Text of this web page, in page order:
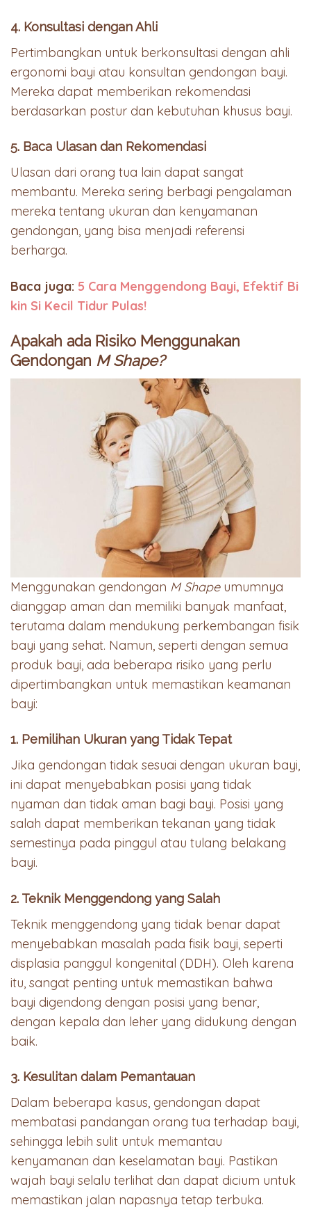
4. Konsultasi dengan Ahli
Pertimbangkan untuk berkonsultasi dengan ahli
ergonomi bayi atau konsultan gendongan bayi.
Mereka dapat memberikan rekomendasi
berdasarkan postur dan kebutuhan khusus bayi.
5. Baca Ulasan dan Rekomendasi
Ulasan dari orang tua lain dapat sangat
membantu. Mereka sering berbagi pengalaman
mereka tentang ukuran dan kenyamanan
gendongan, yang bisa menjadi referensi
berharga.
Baca juga: 5 Cara Menggendong Bayi, Efektif Bi
kin Si Kecil Tidur Pulas!
Apakah ada Risiko Menggunakan
Gendongan M Shape?
Menggunakan gendongan M Shapeumumnya
dianggap aman dan memiliki banyak manfaat,
terutama dalam mendukung perkembangan fisik
bayi yang sehat. Namun, seperti dengan semua
produk bayi, ada beberapa risiko yang perlu
dipertimbangkan untuk memastikan keamanan
bayi:
1. Pemilihan Ukuran yang Tidak Tepat
Jika gendongan tidak sesuai dengan ukuran bayi,
ini dapat menyebabkan posisi yang tidak
nyaman dan tidak aman bagi bayi. Posisi yang
salah dapat memberikan tekanan yang tidak
semestinya pada pinggul atau tulang belakang
bayi.
2. Teknik Menggendong yang Salah
Teknik menggendong yang tidak benar dapat
menyebabkan masalah pada fisik bayi, seperti
displasia panggul kongenital (DDH). Oleh karena
itu, sangat penting untuk memastikan bahwa
bayi digendong dengan posisi yang benar,
dengan kepala dan leher yang didukung dengan
baik.
3. Kesulitan dalam Pemantauan
Dalam beberapa kasus, gendongan dapat
membatasi pandangan orang tua terhadap bayi,
sehingga lebih sulit untuk memantau
kenyamanan dan keselamatan bayi. Pastikan
wajah bayi selalu terlihat dan dapat dicium untuk
memastikan jalan napasnya tetap terbuka.